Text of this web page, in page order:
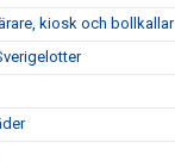
kiosk och bollkallar